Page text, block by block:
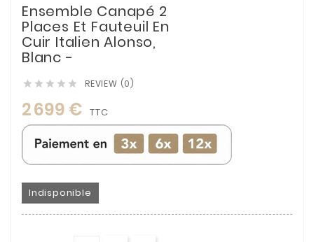
Ensemble Canapé 2
Places Et Fauteuil En
Cuir Italien Alonso,
Blanc -
     REVIEW (0)
2 699 € TTC
Indisponible